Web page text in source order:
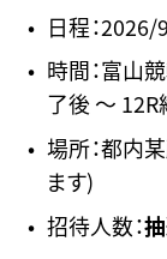
日程：2026/
時間：富山
了後 ～
場所：都内
ます)
招待人数：